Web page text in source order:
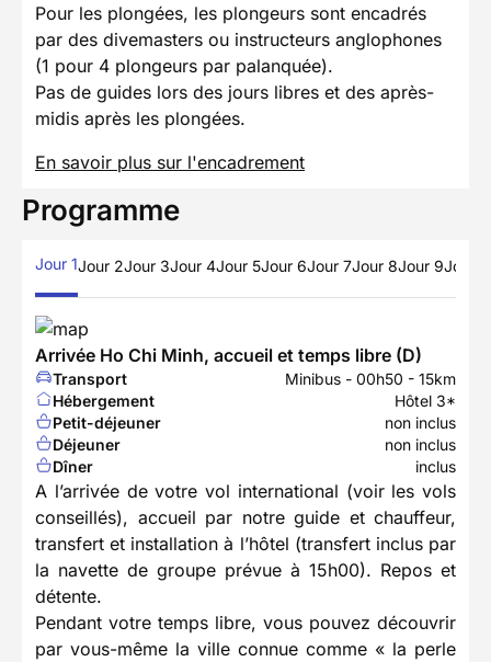
Pour les plongées, les plongeurs sont encadrés
par des divemasters ou instructeurs anglophones
(1 pour 4 plongeurs par palanquée).
Pas de guides lors des jours libres et des après-
midis après les plongées.
En savoir plus sur l'encadrement
Programme
Jour 1Jour 2Jour 3Jour 4Jour 5Jour 6Jour 7Jour 8Jour 9Jours
Arrivée Ho Chi Minh, accueil et temps libre (D)
Transport
Minibus - 00h50 - 15km
Hébergement
Hôtel 3*
Petit-déjeuner
non inclus
Déjeuner
non inclus
Dîner
inclus
A l’arrivée de votre vol international (voir les vols
conseillés), accueil par notre guide et chauffeur,
transfert et installation à l’hôtel (transfert inclus par
la navette de groupe prévue à 15h00). Repos et
détente.
Pendant votre temps libre, vous pouvez découvrir
par vous-même la ville connue comme « la perle